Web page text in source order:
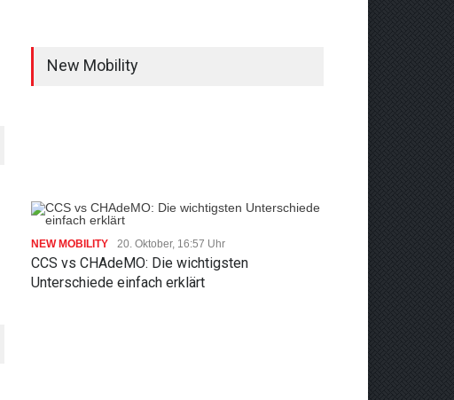
New Mobility
NEW MOBILITY 20. Oktober, 16:57 Uhr
CCS vs CHAdeMO: Die wichtigsten
Unterschiede einfach erklärt